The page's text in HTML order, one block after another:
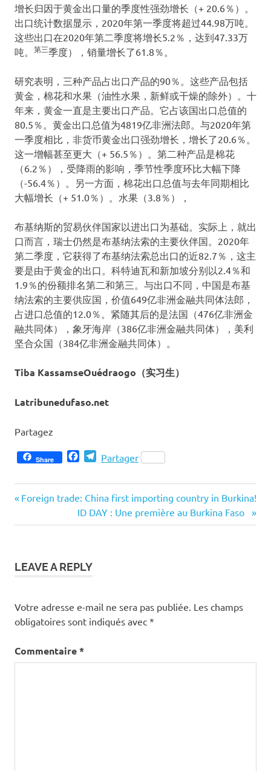
增长归因于黄金出口量的季度性强劲增长（+ 20.6％）。
出口统计数据显示，2020年第一季度将超过44.98万吨。
这些出口在2020年第二季度将增长5.2％，达到47.33万
吨。
第三季度），销量增长了61.8％。
研究表明，三种产品占出口产品的90％。这些产品包括
黄金，棉花和水果（油性水果，新鲜或干燥的除外）。十
年来，黄金一直是主要出口产品。它占该国出口总值的
80.5％。黄金出口总值为4819亿非洲法郎。与2020年第
一季度相比，非货币黄金出口强劲增长，增长了20.6％。
这一增幅甚至更大（+ 56.5％）。第二种产品是棉花
（6.2％），受降雨的影响，季节性季度环比大幅下降
（-56.4％）。另一方面，棉花出口总值与去年同期相比
大幅增长（+ 51.0％）。水果（3.8％），
布基纳斯的贸易伙伴国家以进出口为基础。实际上，就出
口而言，瑞士仍然是布基纳法索的主要伙伴国。2020年
第二季度，它获得了布基纳法索总出口的近82.7％，这主
要是由于黄金的出口。 科特迪瓦和新加坡分别以2.4％和
1.9％的份额排名第二和第三。 与出口不同，中国是布基
纳法索的主要供应国，价值649亿非洲金融共同体法郎，
占进口总值的12.0％。紧随其后的是法国（476亿非洲金
融共同体），象牙海岸（386亿非洲金融共同体），美利
坚合众国（384亿非洲金融共同体）。
Tiba KassamseOuédraogo（实习生）
Latribunedufaso.net
Partagez
Share FacebookTelegram
Partager
Navigation
de
Previous
Foreign trade: China first importing country in Burkina!
Next
Post:
ID DAY : Une première au Burkina Faso
LEAVE A REPLY
Votre adresse e-mail ne sera pas publiée. Les champs
obligatoires sont indiqués avec *
Commentaire*